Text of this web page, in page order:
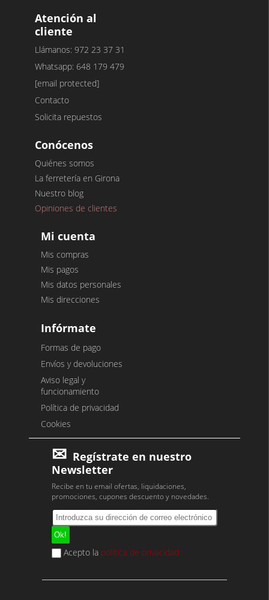
Atención al
cliente
Llámanos: 972 23 37 31
Whatsapp: 648 179 479
[email protected]
Contacto
Solicita repuestos
Conócenos
Quiénes somos
La ferretería en Girona
Nuestro blog
Opiniones de clientes
Mi cuenta
Mis compras
Mis pagos
Mis datos personales
Mis direcciones
Infórmate
Formas de pago
Envíos y devoluciones
Aviso legal y
funcionamiento
Política de privacidad
Cookies
Regístrate en nuestro
Newsletter
Recibe en tu email ofertas, liquidaciones,
promociones, cupones descuento y novedades.
Acepto la política de privacidad